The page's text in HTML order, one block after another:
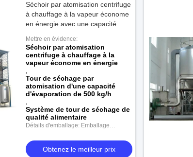
Séchoir par atomisation centrifuge
à chauffage à la vapeur économe
en énergie avec une capacité
système de tour de séchage de
qualité alimentaire
Mettre en évidence:
Séchoir par atomisation
centrifuge à chauffage à la
vapeur économe en énergie
Tour de séchage par
atomisation d'une capacité
d'évaporation de 500 kg/h
Système de tour de séchage de
qualité alimentaire
Détails d'emballage: Emballage
digne de la mer, avec cadre en acier
anticorrosionObtenez le meilleur prix